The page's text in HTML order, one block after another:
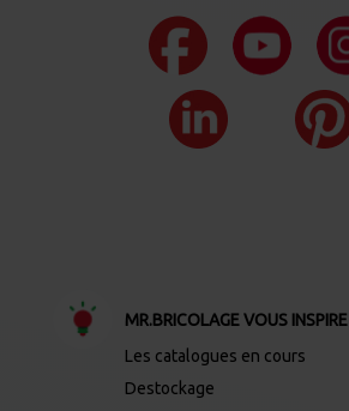
MR.BRICOLAGE VOUS INSPIRE
Les catalogues en cours
Destockage